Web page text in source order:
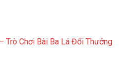
Trò Chơi Bài Ba Lá Đổi Thưởng